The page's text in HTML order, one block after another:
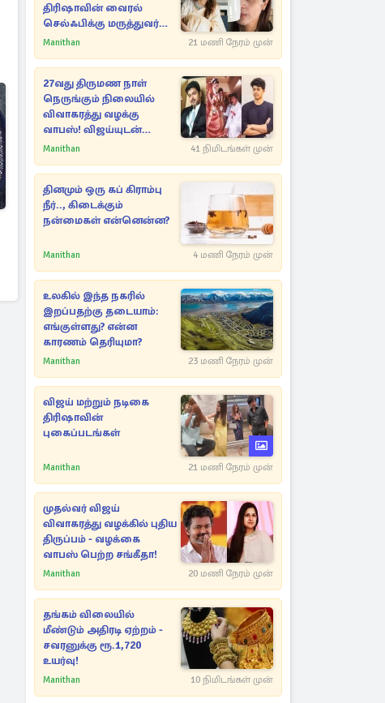
திரிஷாவின் வைரல்
செல்ஃபிக்கு மருத்துவர்
விளக்கம்
Manithan 21 மணி நேரம் முன்
27வது திருமண நாள்
நெருங்கும் நிலையில்
விவாகரத்து வழக்கு
வாபஸ்! விஜய்யுடன்
மீண்டும் இணைவாரா?
Manithan 41 நிமிடங்கள் முன்
தினமும் ஒரு கப் கிராம்பு
நீர்.., கிடைக்கும்
நன்மைகள் என்னென்ன?
Manithan 4 மணி நேரம் முன்
உலகில் இந்த நகரில்
இறப்பதற்கு தடையாம்:
எங்குள்ளது? என்ன
காரணம் தெரியுமா?
Manithan 23 மணி நேரம் முன்
விஜய் மற்றும் நடிகை
திரிஷாவின்
புகைப்படங்கள்
Manithan 21 மணி நேரம் முன்
முதல்வர் விஜய்
விவாகரத்து வழக்கில் புதிய
திருப்பம் - வழக்கை
வாபஸ் பெற்ற சங்கீதா!
Manithan 20 மணி நேரம் முன்
தங்கம் விலையில்
மீண்டும் அதிரடி ஏற்றம் -
சவரனுக்கு ரூ.1,720
உயர்வு!
Manithan 10 நிமிடங்கள் முன்